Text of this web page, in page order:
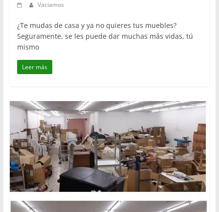
Vaciamos
¿Te mudas de casa y ya no quieres tus muebles?
Seguramente, se les puede dar muchas más vidas, tú
mismo
Leer más